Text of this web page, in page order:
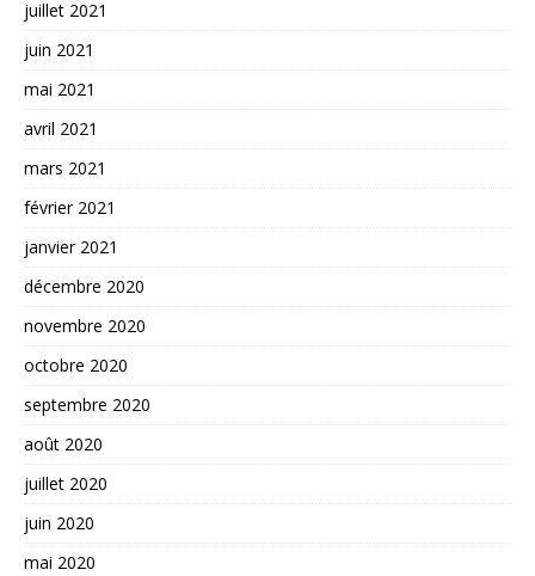
juillet 2021
juin 2021
mai 2021
avril 2021
mars 2021
février 2021
janvier 2021
décembre 2020
novembre 2020
octobre 2020
septembre 2020
août 2020
juillet 2020
juin 2020
mai 2020